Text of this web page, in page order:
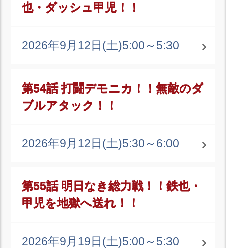
也・ダッシュ甲児！！
2026年9月12日(土)5:00～5:30
第54話 打闘デモニカ！！無敵のダ
ブルアタック！！
2026年9月12日(土)5:30～6:00
第55話 明日なき総力戦！！鉄也・
甲児を地獄へ送れ！！
2026年9月19日(土)5:00～5:30